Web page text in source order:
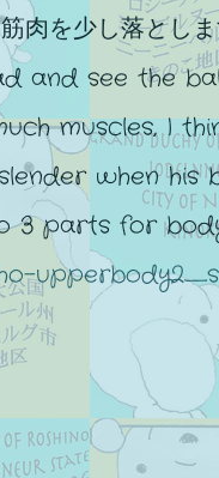
肉を少し落とし
and see the
muscles, I
when his
3 parts for